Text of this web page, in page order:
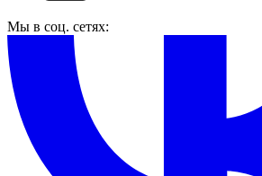
Мы в соц. сетях: